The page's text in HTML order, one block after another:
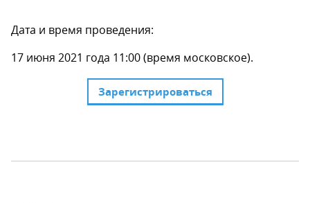
Дата и время проведения:
17 июня 2021 года 11:00 (время московское).
Зарегистрироваться